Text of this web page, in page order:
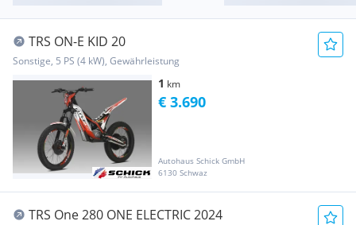
TRS ON-E KID 20
Sonstige, 5 PS (4 kW), Gewährleistung
1 km
Autohaus Schick GmbH
6130 Schwaz
€ 3.690
TRS One 280 ONE ELECTRIC 2024